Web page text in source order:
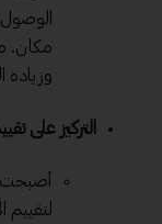
مكان.
وزيادة
التركيز على
أصبحت
لتقييم